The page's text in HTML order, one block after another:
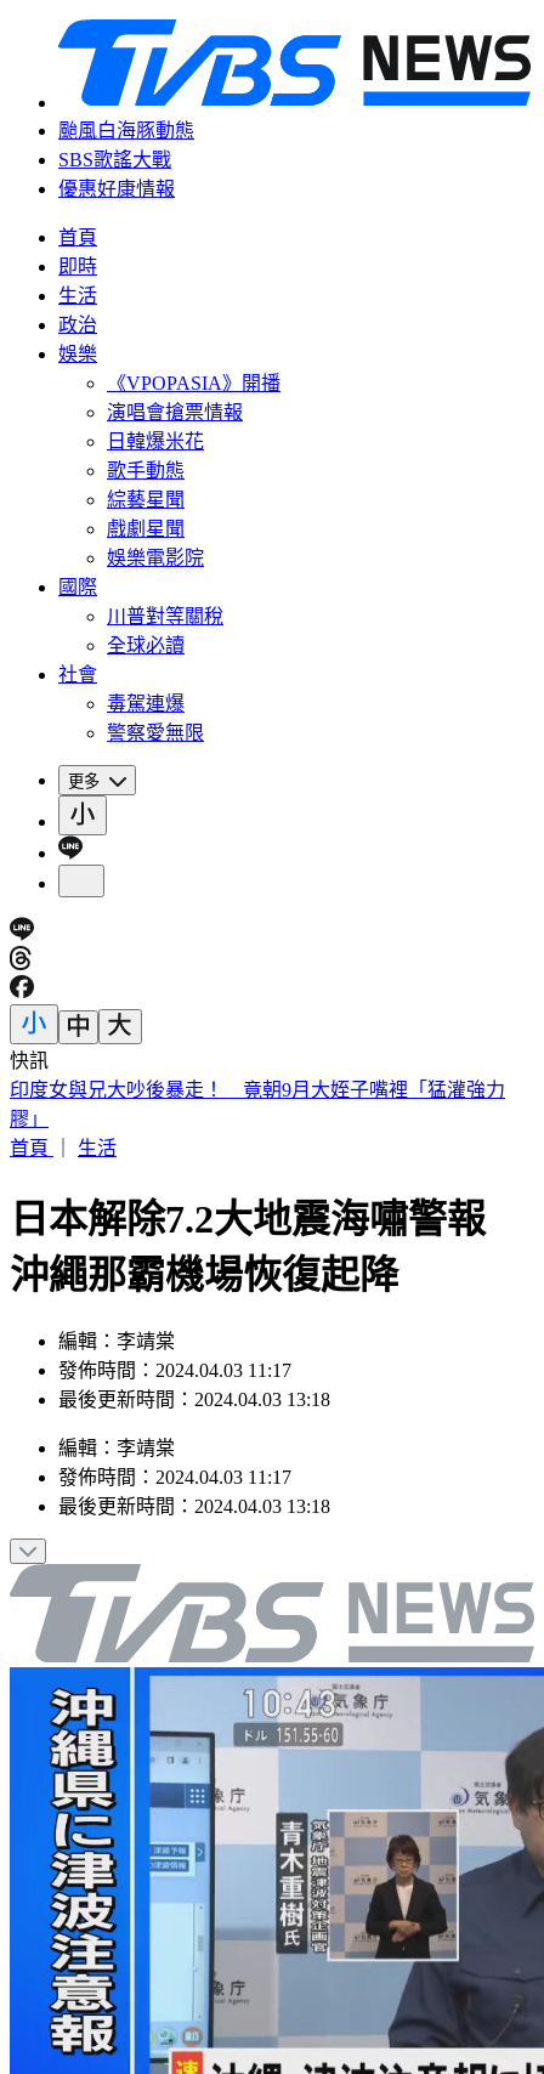
颱風白海豚動態
SBS歌謠大戰
優惠好康情報
首頁
即時
生活
政治
娛樂
《VPOPASIA》開播
演唱會搶票情報
日韓爆米花
歌手動態
綜藝星聞
戲劇星聞
娛樂電影院
國際
川普對等關稅
全球必讀
社會
毒駕連爆
警察愛無限
更多
快訊
白海豚颱風「紮實雨帶」又來了！鄭明典急籲：晚上別出門
首頁
日本解除7.2大地震海嘯警報
沖繩那霸機場恢復起降
發佈時間：2024.04.03 11:17
最後更新時間：2024.04.03 13:18
發佈時間：2024.04.03 11:17
最後更新時間：2024.04.03 13:18